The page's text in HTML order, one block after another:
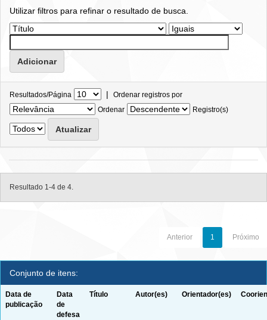
Utilizar filtros para refinar o resultado de busca.
Resultados/Página | Ordenar registros por
Ordenar
Registro(s)
Resultado 1-4 de 4.
Anterior 1 Próximo
Conjunto de itens:
Data de
publicação
Data
de
defesa
Título Autor(es) Orientador(es)